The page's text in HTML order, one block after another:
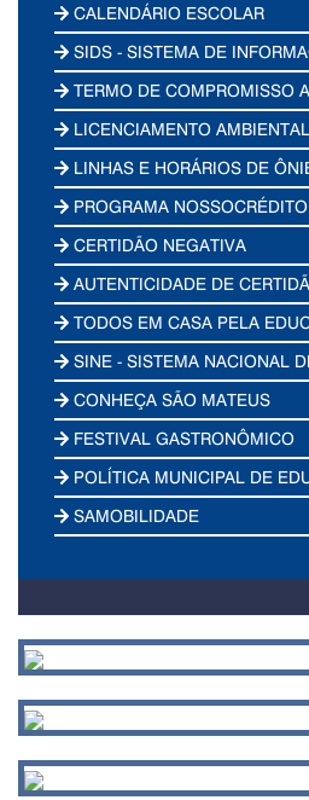
CALENDÁRIO ESCOLAR
SIDS - SISTEMA DE
TERMO DE COMPROMISSO
LICENCIAMENTO AMBIENTAL
LINHAS E HORÁRIOS DE
PROGRAMA NOSSOCRÉDITO
CERTIDÃO NEGATIVA
AUTENTICIDADE DE
TODOS EM CASA PELA
SINE - SISTEMA NACIONAL
CONHEÇA SÃO MATEUS
FESTIVAL GASTRONÔMICO
POLÍTICA MUNICIPAL DE
SAMOBILIDADE